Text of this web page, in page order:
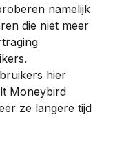
namelijk
die niet meer
hier
Moneybird
ze langere tijd